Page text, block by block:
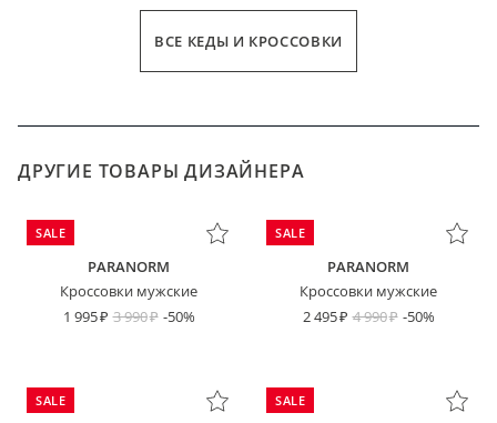
ВСЕ КЕДЫ И КРОССОВКИ
ДРУГИЕ ТОВАРЫ ДИЗАЙНЕРА
SALE
PARANORM
Кроссовки мужские
1 995
3 990 -50%
SALE
PARANORM
Кроссовки мужские
2 495
4 990 -50%
SALE SALE